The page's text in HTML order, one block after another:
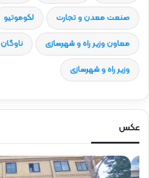
صنعت معدن و تجارت لکوموتیو
معاون وزیر راه و شهرسازی
وزیر راه و شهرسازی
عکس
ح
ض